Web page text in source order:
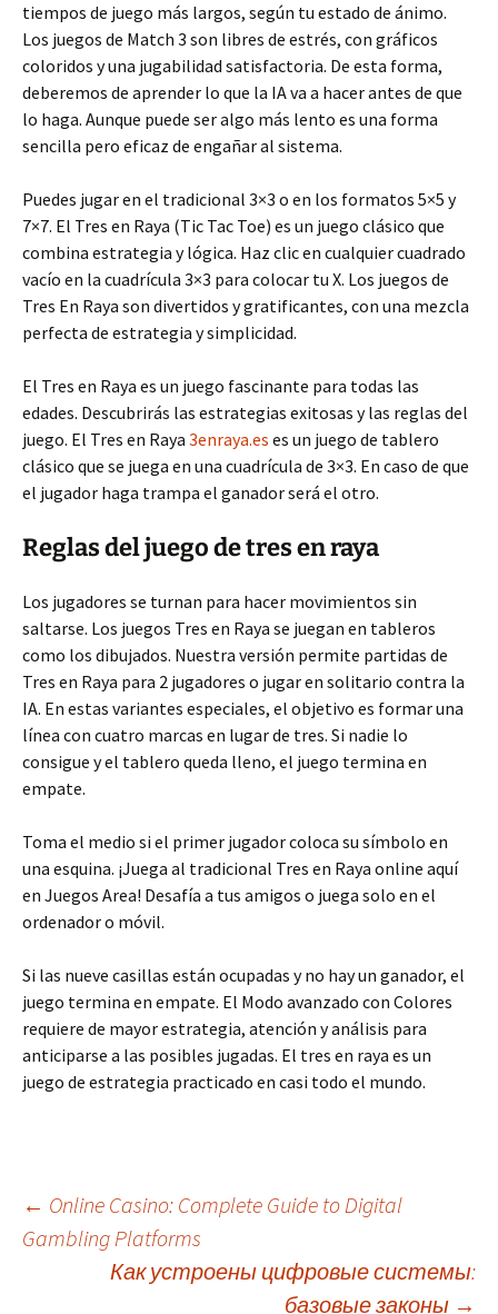
tiempos de juego más largos, según tu estado de ánimo.
Los juegos de Match 3 son libres de estrés, con gráficos
coloridos y una jugabilidad satisfactoria. De esta forma,
deberemos de aprender lo que la IA va a hacer antes de que
lo haga. Aunque puede ser algo más lento es una forma
sencilla pero eficaz de engañar al sistema.
Puedes jugar en el tradicional 3×3 o en los formatos 5×5 y
7×7. El Tres en Raya (Tic Tac Toe) es un juego clásico que
combina estrategia y lógica. Haz clic en cualquier cuadrado
vacío en la cuadrícula 3×3 para colocar tu X. Los juegos de
Tres En Raya son divertidos y gratificantes, con una mezcla
perfecta de estrategia y simplicidad.
El Tres en Raya es un juego fascinante para todas las
edades. Descubrirás las estrategias exitosas y las reglas del
juego. El Tres en Raya 3enraya.es es un juego de tablero
clásico que se juega en una cuadrícula de 3×3. En caso de que
el jugador haga trampa el ganador será el otro.
Reglas del juego de tres en raya
Los jugadores se turnan para hacer movimientos sin
saltarse. Los juegos Tres en Raya se juegan en tableros
como los dibujados. Nuestra versión permite partidas de
Tres en Raya para 2 jugadores o jugar en solitario contra la
IA. En estas variantes especiales, el objetivo es formar una
línea con cuatro marcas en lugar de tres. Si nadie lo
consigue y el tablero queda lleno, el juego termina en
empate.
Toma el medio si el primer jugador coloca su símbolo en
una esquina. ¡Juega al tradicional Tres en Raya online aquí
en Juegos Area! Desafía a tus amigos o juega solo en el
ordenador o móvil.
Si las nueve casillas están ocupadas y no hay un ganador, el
juego termina en empate. El Modo avanzado con Colores
requiere de mayor estrategia, atención y análisis para
anticiparse a las posibles jugadas. El tres en raya es un
juego de estrategia practicado en casi todo el mundo.
Post
navigation
← Online Casino: Complete Guide to Digital
Gambling Platforms
Как устроены цифровые системы:
базовые законы →